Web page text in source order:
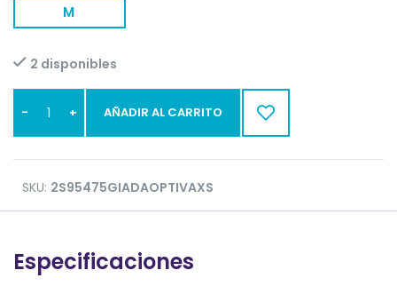
M
2 disponibles
AÑADIR AL CARRITO
SKU: 2S95475GIADAOPTIVAXS
Especificaciones